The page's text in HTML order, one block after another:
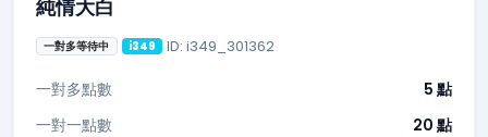
純情大白
一對多等待中 i349 ID: i349_301362
一對多點數
5 點
一對一點數
20 點